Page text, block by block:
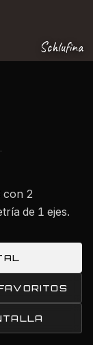
Schlufina
·
con 2
de 1 ejes.